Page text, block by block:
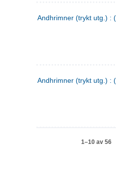
Andhrimner (trykt utg.) :
Andhrimner (trykt utg.) :
1–10 av 56